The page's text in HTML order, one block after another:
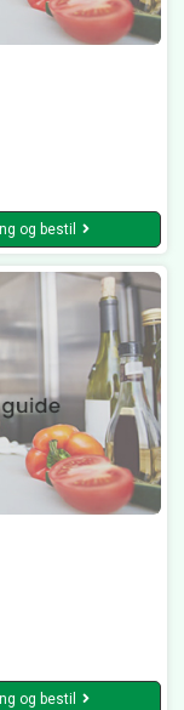
og bestil
og bestil